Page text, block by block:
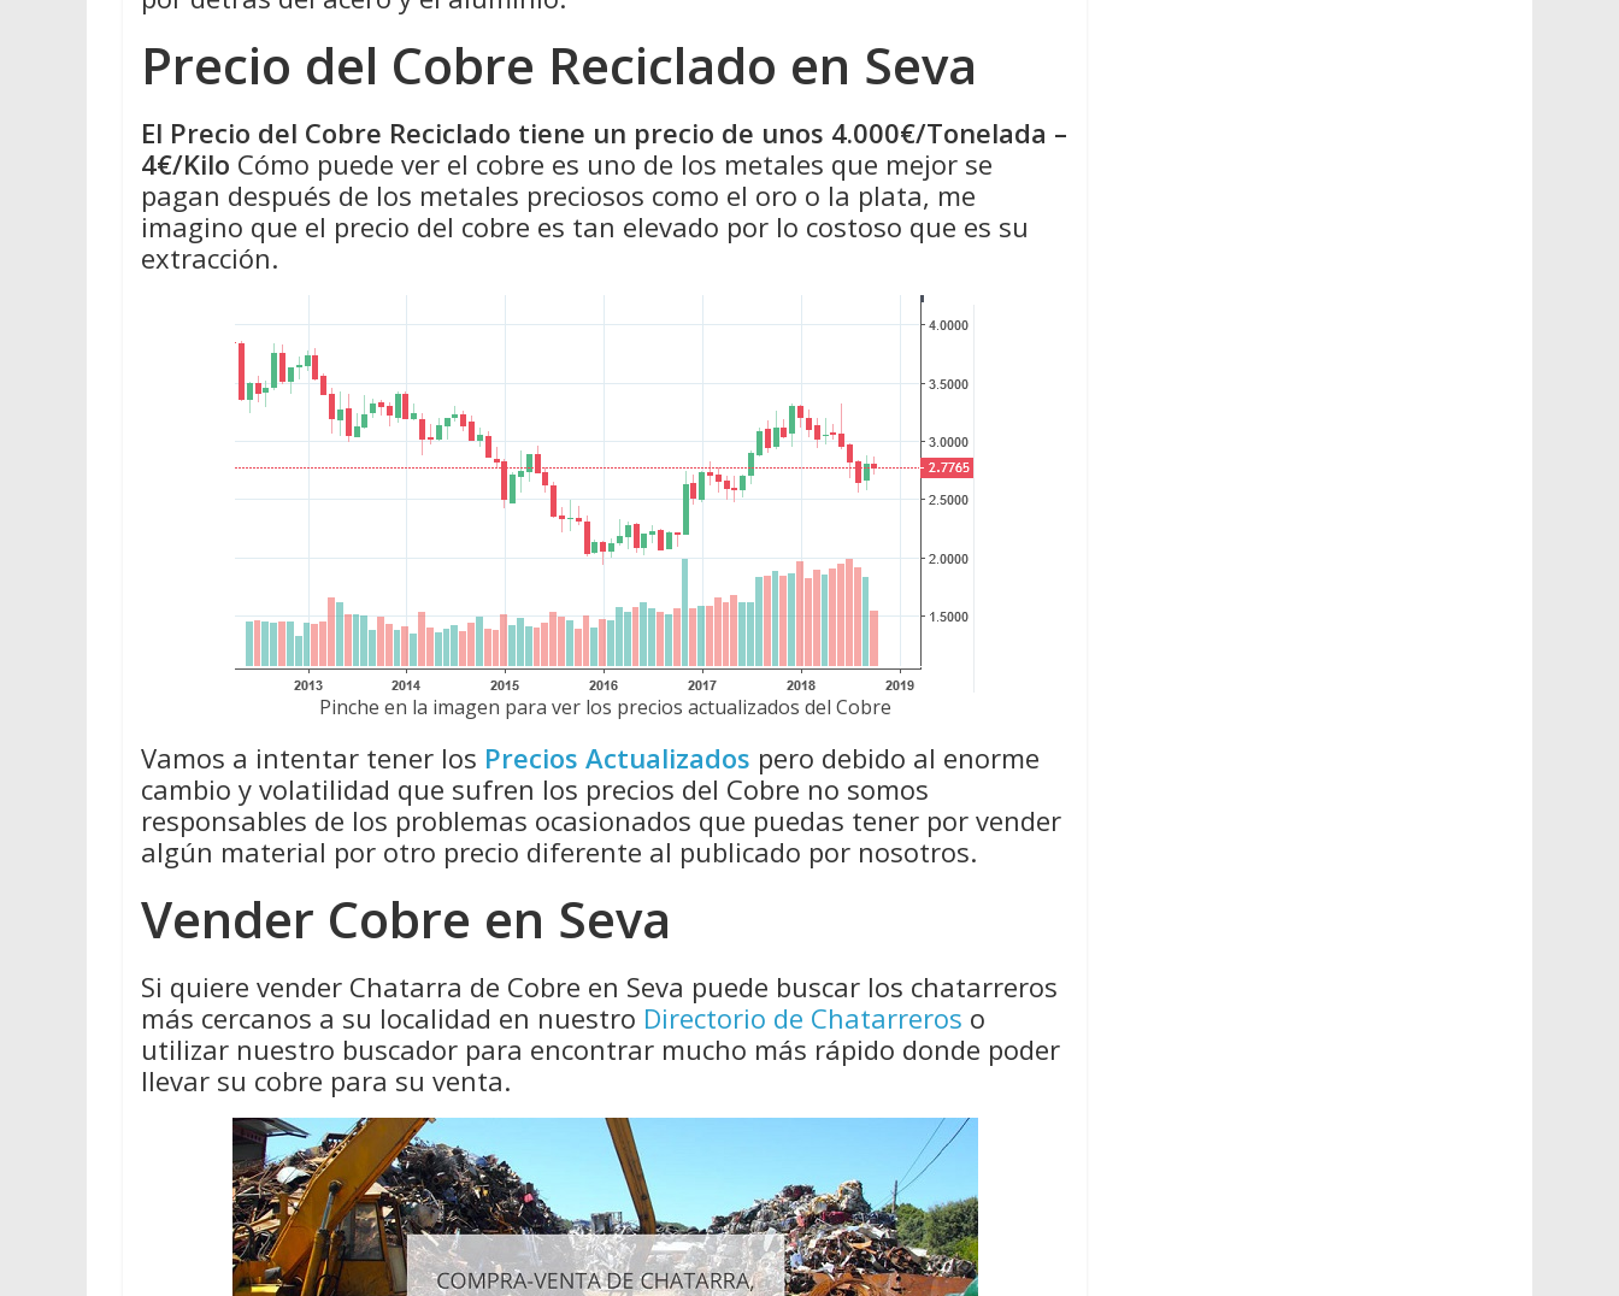
Precio del Cobre Reciclado en Seva
El Precio del Cobre Reciclado tiene un precio de unos 4.000€/Tonelada –
4€/Kilo Cómo puede ver el cobre es uno de los metales que mejor se
pagan después de los metales preciosos como el oro o la plata, me
imagino que el precio del cobre es tan elevado por lo costoso que es su
extracción.
Pinche en la imagen para ver los precios actualizados del Cobre
Vamos a intentar tener los Precios Actualizados pero debido al enorme
cambio y volatilidad que sufren los precios del Cobre no somos
responsables de los problemas ocasionados que puedas tener por vender
algún material por otro precio diferente al publicado por nosotros.
Vender Cobre en Seva
Si quiere vender Chatarra de Cobre en Seva puede buscar los chatarreros
más cercanos a su localidad en nuestro Directorio de Chatarreros o
utilizar nuestro buscador para encontrar mucho más rápido donde poder
llevar su cobre para su venta.